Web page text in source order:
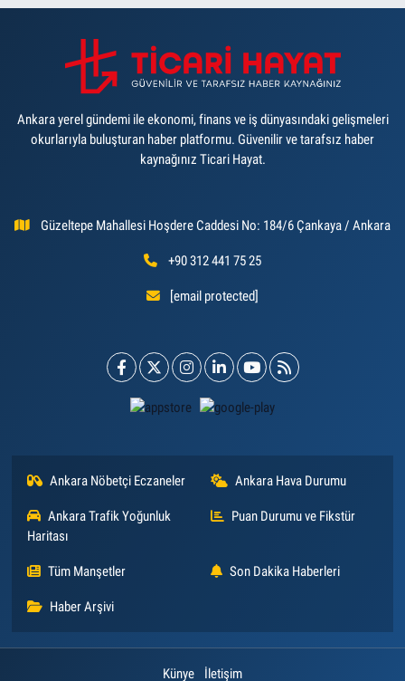
Ankara yerel gündemi ile ekonomi, finans ve iş dünyasındaki gelişmeleri
okurlarıyla buluşturan haber platformu. Güvenilir ve tarafsız haber
kaynağınız Ticari Hayat.
Güzeltepe Mahallesi Hoşdere Caddesi No: 184/6 Çankaya / Ankara
+90 312 441 75 25
[email protected]
Ankara Nöbetçi Eczaneler Ankara Hava Durumu
Ankara Trafik Yoğunluk
Haritası
Puan Durumu ve Fikstür
Tüm Manşetler Son Dakika Haberleri
Haber Arşivi
Künye İletişim